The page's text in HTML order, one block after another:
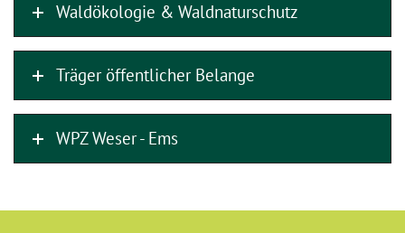
Waldökologie & Waldnaturschutz
Träger öffentlicher Belange
WPZ Weser - Ems